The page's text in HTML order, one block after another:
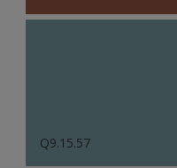
Q9.15.57